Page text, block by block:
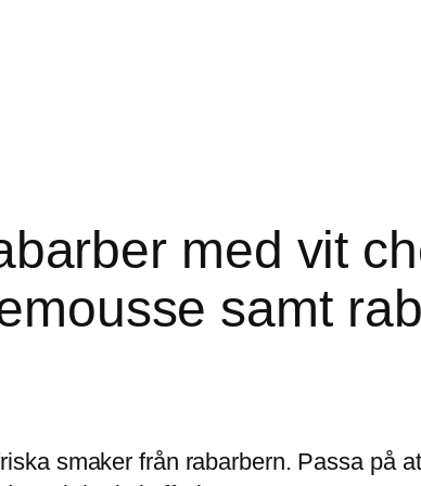
med vit
samt
smaker från rabarbern. Passa på